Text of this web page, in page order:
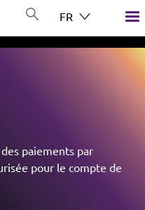
FR
paiements par
pour le compte de